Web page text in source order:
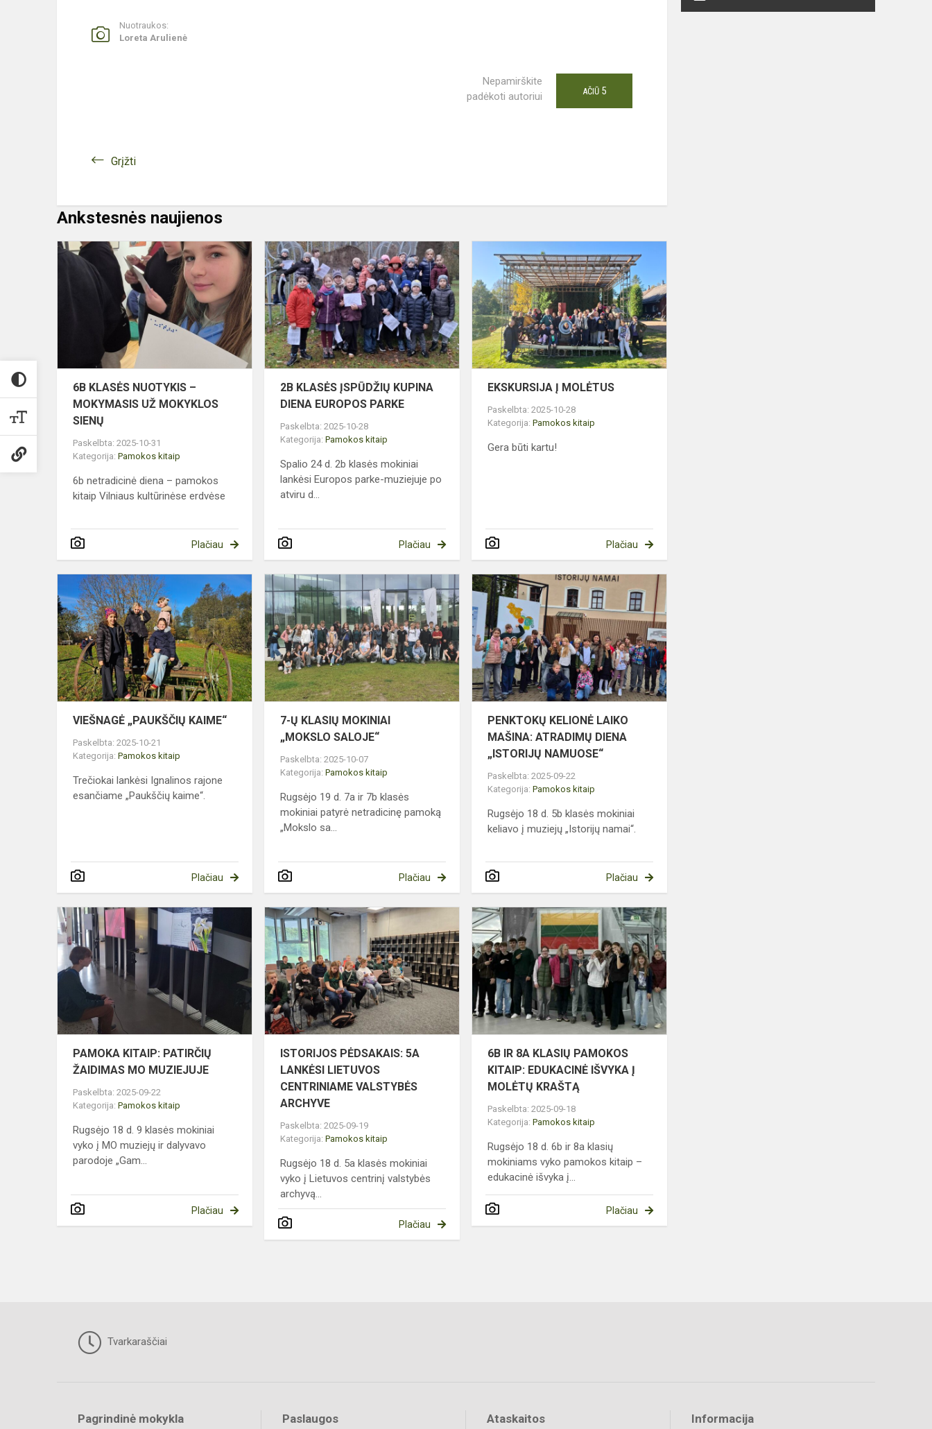
Nuotraukos:
Loreta Arulienė
Nepamirškite
padėkoti autoriui
AČIŪ 5
Grįžti
Ankstesnės naujienos
6B
KLASĖS
NUOTYKIS
–
MOKYMASIS
UŽ
MOKYKLOS
SIENŲ
6B KLASĖS NUOTYKIS –
MOKYMASIS UŽ MOKYKLOS
SIENŲ
Paskelbta: 2025-10-31
Kategorija: Pamokos kitaip
6b netradicinė diena – pamokos
kitaip Vilniaus kultūrinėse erdvėse
Plačiau
2B
ĮSPŪDŽIŲ
KUPINA
DIENA
EUROPOS
PARKE
2B KLASĖS ĮSPŪDŽIŲ KUPINA
DIENA EUROPOS PARKE
Paskelbta: 2025-10-28
Kategorija:Pamokos kitaip
Spalio 24 d. 2b klasės mokiniai
lankėsi Europos parke-muziejuje po
atviru d...
Plačiau
MOLĖTUS
EKSKURSIJA Į MOLĖTUS
Paskelbta: 2025-10-28
Kategorija:Pamokos kitaip
Gera būti kartu!
Plačiau
VIEŠNAGĖ
„PAUKŠČIŲ
KAIME“
VIEŠNAGĖ „PAUKŠČIŲ KAIME“
Paskelbta: 2025-10-21
Kategorija: Pamokos kitaip
Trečiokai lankėsi Ignalinos rajone
esančiame „Paukščių kaime“.
Plačiau
Ų
KLASIŲ
MOKINIAI
„MOKSLO
SALOJE“
7-Ų KLASIŲ MOKINIAI
„MOKSLO SALOJE“
Paskelbta: 2025-10-07
Kategorija:Pamokos kitaip
Rugsėjo 19 d. 7a ir 7b klasės
mokiniai patyrė netradicinę pamoką
„Mokslo sa...
Plačiau
KELIONĖ
LAIKO
MAŠINA:
ATRADIMŲ
DIENA
„ISTORIJŲ
NAM...
PENKTOKŲ KELIONĖ LAIKO
MAŠINA: ATRADIMŲ DIENA
„ISTORIJŲ NAMUOSE“
Paskelbta: 2025-09-22
Kategorija:Pamokos kitaip
Rugsėjo 18 d. 5b klasės mokiniai
keliavo į muziejų „Istorijų namai“.
Plačiau
PAMOKA
KITAIP:
PATIRČIŲ
ŽAIDIMAS
MO
MUZIEJUJE
PAMOKA KITAIP: PATIRČIŲ
ŽAIDIMAS MO MUZIEJUJE
Paskelbta: 2025-09-22
Kategorija: Pamokos kitaip
Rugsėjo 18 d. 9 klasės mokiniai
vyko į MO muziejų ir dalyvavo
parodoje „Gam...
Plačiau
ISTORIJOS
PĖDSAKAIS:
5A
LANKĖSI
LIETUVOS
CENTRINIAME
VALSTY...
ISTORIJOS PĖDSAKAIS: 5A
LANKĖSI LIETUVOS
CENTRINIAME VALSTYBĖS
ARCHYVE
Paskelbta: 2025-09-19
Kategorija:Pamokos kitaip
Rugsėjo 18 d. 5a klasės mokiniai
vyko į Lietuvos centrinį valstybės
archyvą...
Plačiau
6B
IR
8A
KLASIŲ
6B IR 8A KLASIŲ PAMOKOS
KITAIP: EDUKACINĖ IŠVYKA Į
MOLĖTŲ KRAŠTĄ
Paskelbta: 2025-09-18
Kategorija:Pamokos kitaip
Rugsėjo 18 d. 6b ir 8a klasių
mokiniams vyko pamokos kitaip –
edukacinė išvyka į...
Plačiau
Tvarkaraščiai
Pagrindinė mokykla Paslaugos Ataskaitos Informacija